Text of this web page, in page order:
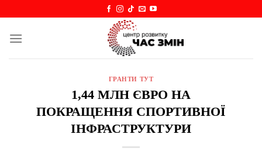
content
ГРАНТИ ТУТ
1,44 МЛН ЄВРО НА
ПОКРАЩЕННЯ СПОРТИВНОЇ
ІНФРАСТРУКТУРИ